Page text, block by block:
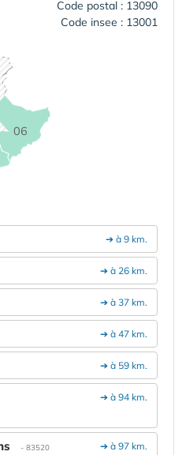
Code postal : 13090
Code insee : 13001
06
➔ à 9 km.
➔ à 26 km.
➔ à 37 km.
➔ à 47 km.
➔ à 59 km.
➔ à 94 km.
➔ à 97 km.
- 83520